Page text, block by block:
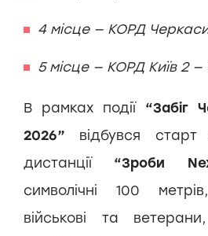
4 місце — КОРД
5 місце — КОРД Київ 2 —
В рамках події “Забіг
2026” відбувся старт
дистанції “Зроби
символічні 100
військові та